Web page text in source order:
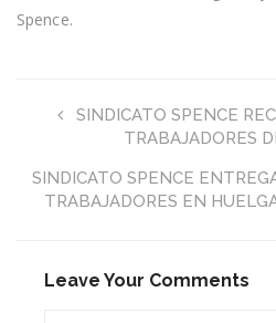
Spence.
SINDICATO SPENCE
TRABAJADORES
SINDICATO SPENCE
TRABAJADORES EN
Leave Your Comments